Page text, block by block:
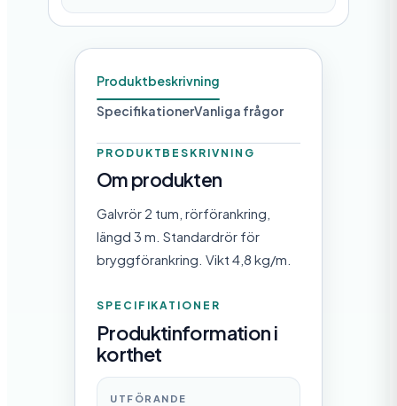
Produktbeskrivning
SpecifikationerVanliga frågor
PRODUKTBESKRIVNING
Om produkten
Galvrör 2 tum, rörförankring,
längd 3 m. Standardrör för
bryggförankring. Vikt 4,8 kg/m.
SPECIFIKATIONER
Produktinformation i
korthet
UTFÖRANDE